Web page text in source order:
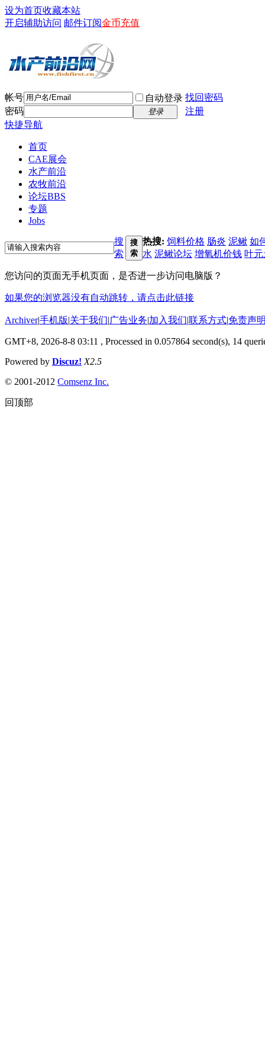
设为首页收藏本站
开启辅助访问 邮件订阅金币充值
帐号 自动登录 找回密码
密码
登录
注册
快捷导航
首页
CAE展会
水产前沿
农牧前沿
论坛BBS
专题
Jobs
搜
索
搜
索
热搜: 饲料价格 肠炎 泥鳅 如
水 泥鳅论坛 增氧机价钱 叶
您访问的页面无手机页面，是否进一步访问电脑版？
如果您的浏览器没有自动跳转，请点击此链接
Archiver|手机版|关于我们|广告业务|加入我们|联系方式|免责声
GMT+8, 2026-8-8 03:11 , Processed in 0.057864 second(s), 14
Powered by Discuz! X2.5
© 2001-2012 Comsenz Inc.
回顶部